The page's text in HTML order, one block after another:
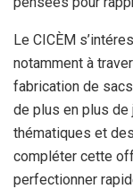
Le CICÈM
notamment à
fabrication de
de plus en plus de
thématiques et
compléter cette
perfectionner